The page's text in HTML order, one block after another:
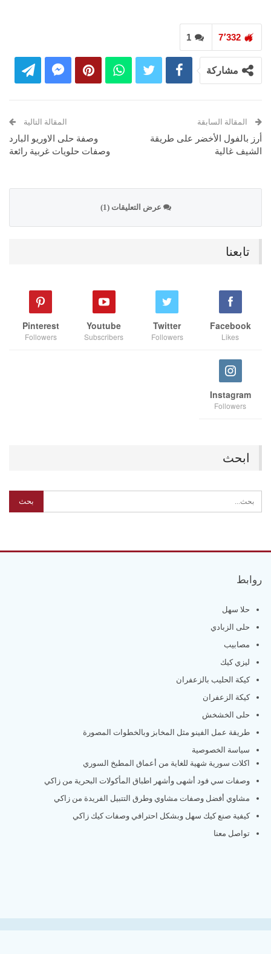
1 7٬332
مشاركة
المقالة السابقة
أرز بالفول الأخضر على طريقة
الشيف غالية
المقالة التالية
وصفة حلى الاوريو البارد
وصفات حلويات غربية رائعة
عرض التعليقات (1)
تابعنا
Facebook
Likes
Twitter
Followers
Youtube
Subscribers
Pinterest
Followers
Instagram
Followers
ابحث
روابط
حلا سهل
حلى الزبادي
مصابيب
ليزي كيك
كيكة الحليب بالزعفران
كيكة الزعفران
حلى الخشخش
طريقة عمل الفينو مثل المخابز وبالخطوات المصورة
سياسة الخصوصية
اكلات سورية شهية للغاية من أعماق المطبخ السوري
وصفات سي فود أشهى وأشهر اطباق المأكولات البحرية من زاكي
مشاوي أفضل وصفات مشاوي وطرق التتبيل الفريدة من زاكي
كيفية صنع كيك سهل وبشكل احترافي وصفات كيك زاكي
تواصل معنا